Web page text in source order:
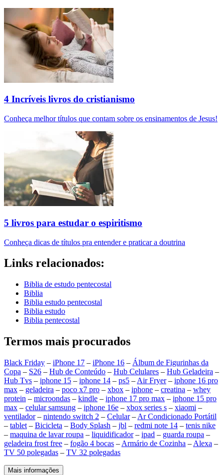
4 Incríveis livros do cristianismo
Conheça melhor títulos que contam sobre os ensinamentos de Jesus!
5 livros para estudar o espiritismo
Conheça dicas de títulos pra entender e praticar a doutrina
Links relacionados:
Biblia de estudo pentecostal
Biblia
Biblia estudo pentecostal
Biblia estudo
Biblia pentecostal
Termos mais procurados
Black Friday – iPhone 17 – iPhone 16 – Álbum de Figurinhas da
Copa – S26 – Hub de Conteúdo – Hub Celulares – Hub Geladeira –
Hub Tvs – iphone 15 – iphone 14 – ps5 – Air Fryer– iphone 16 pro
max – geladeira – poco x7 pro – xbox – iphone – creatina – whey
protein – microondas – kindle – iphone 17 pro max – iphone 15 pro
max – celular samsung – iphone 16e – xbox series s – xiaomi –
ventilador– nintendo switch 2 – Celular– Ar Condicionado Portátil
– tablet – Bicicleta – Body Splash – jbl – redmi note 14 – tenis nike
– maquina de lavar roupa – liquidificador– ipad – guarda roupa –
geladeira frost free – fogão 4 bocas – Armário de Cozinha – Alexa –
TV 50 polegadas – TV 32 polegadas
Mais informações